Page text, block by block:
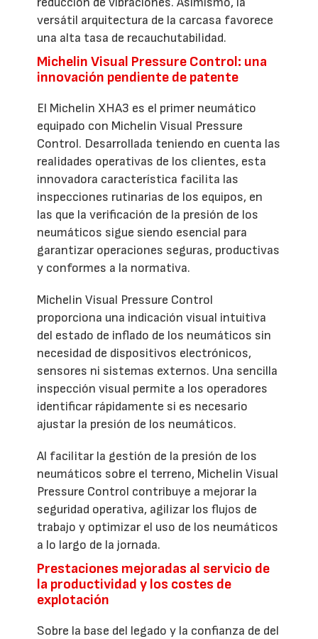
versátil arquitectura de la carcasa favorece
una alta tasa de recauchutabilidad.
Michelin Visual Pressure Control: una
innovación pendiente de patente
El Michelin XHA3 es el primer neumático
equipado con Michelin Visual Pressure
Control. Desarrollada teniendo en cuenta las
realidades operativas de los clientes, esta
innovadora característica facilita las
inspecciones rutinarias de los equipos, en
las que la verificación de la presión de los
neumáticos sigue siendo esencial para
garantizar operaciones seguras, productivas
y conformes a la normativa.
Michelin Visual Pressure Control
proporciona una indicación visual intuitiva
del estado de inflado de los neumáticos sin
necesidad de dispositivos electrónicos,
sensores ni sistemas externos. Una sencilla
inspección visual permite a los operadores
identificar rápidamente si es necesario
ajustar la presión de los neumáticos.
Al facilitar la gestión de la presión de los
neumáticos sobre el terreno, Michelin Visual
Pressure Control contribuye a mejorar la
seguridad operativa, agilizar los flujos de
trabajo y optimizar el uso de los neumáticos
a lo largo de la jornada.
Prestaciones mejoradas al servicio de
la productividad y los costes de
explotación
Sobre la base del legado y la confianza de del